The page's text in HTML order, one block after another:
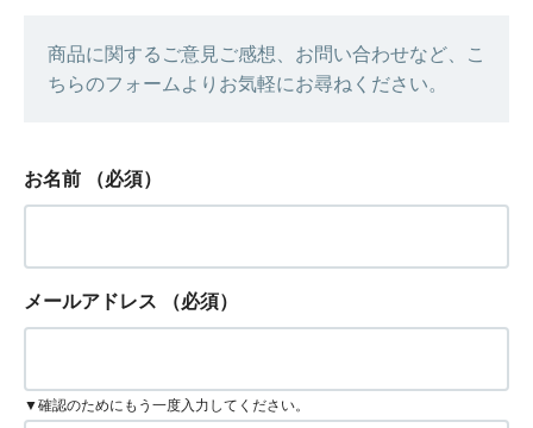
商品に関するご意見ご感想、お問い合わせなど、こ
ちらのフォームよりお気軽にお尋ねください。
お名前 （必須）
メールアドレス （必須）
▼確認のためにもう一度入力してください。